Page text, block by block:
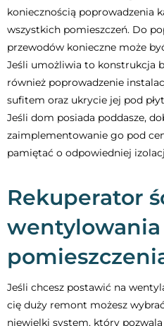
koniecznością poprowadzenia
wszystkich pomieszczeń. Do
przewodów konieczne może
Jeśli umożliwia to konstrukcja
również poprowadzenie
sufitem oraz ukrycie jej pod
Jeśli dom posiada poddasze,
zaimplementowanie go pod
pamiętać o odpowiedniej
Rekuperator
Jeśli chcesz postawić na
cię duży remont możesz
niewielki system, który